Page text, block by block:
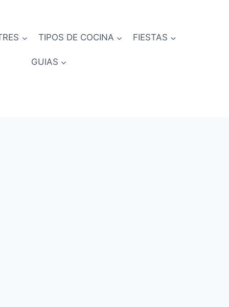
TIPOS DE COCINA FIESTAS
GUIAS